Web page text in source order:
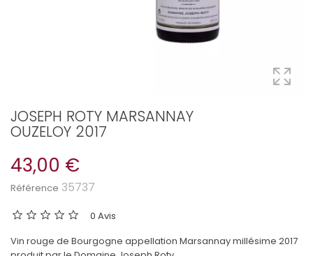
JOSEPH ROTY MARSANNAY
OUZELOY 2017
43,00 €
Référence 35737
0 Avis
Vin rouge de Bourgogne appellation Marsannay millésime 2017